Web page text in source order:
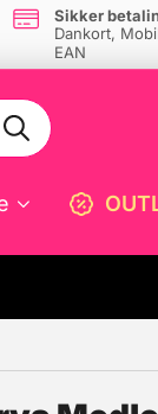
Sikker
Dankort,
EAN